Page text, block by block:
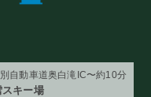
自動車道奥白滝IC〜約10分
スキー場